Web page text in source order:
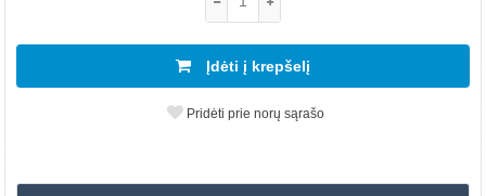
Įdėti į krepšelį
Pridėti prie norų sąrašo